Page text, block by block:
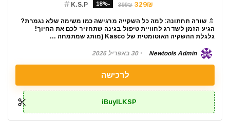
329₪
399₪
-18%
K.S.P
🚿 שורה תחתונה: למה כל השקייה מרגישה כמו משימה שלא נגמרת?
הגיע הזמן לשדרג לחוויית טיפול בגינה שתחזיר לכם את החיוך!
גלגלת ההשקיה האוטומטית של Kasco (מותג שמתמחה ...
Newtools Admin 30 באפריל 2026
לרכישה
iBuyILKSP